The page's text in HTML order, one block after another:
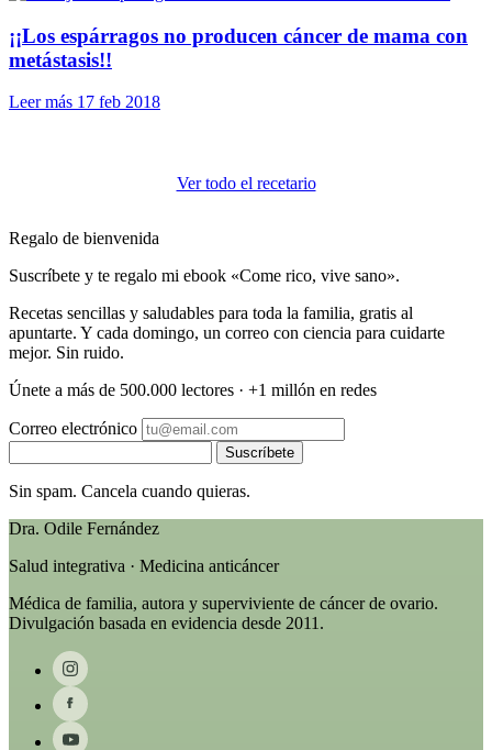
¡¡Los espárragos no producen cáncer de mama con
metástasis!!
Leer más 17 feb 2018
Ver todo el recetario
Regalo de bienvenida
Suscríbete y te regalo mi ebook «Come rico, vive sano».
Recetas sencillas y saludables para toda la familia, gratis al
apuntarte. Y cada domingo, un correo con ciencia para cuidarte
mejor. Sin ruido.
Únete a más de 500.000 lectores · +1 millón en redes
Correo electrónico
Suscríbete
Sin spam. Cancela cuando quieras.
Dra. Odile Fernández
Salud integrativa · Medicina anticáncer
Médica de familia, autora y superviviente de cáncer de ovario.
Divulgación basada en evidencia desde 2011.